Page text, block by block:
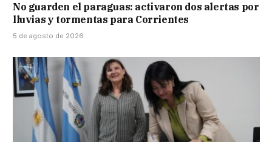
No guarden el paraguas: activaron dos alertas por
lluvias y tormentas para Corrientes
5 de agosto de 2026